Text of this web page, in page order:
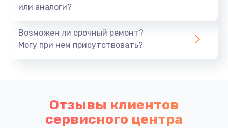
или аналоги?
Возможен ли срочный ремонт?
Могу при нем присутствовать?
Отзывы клиентов
сервисного центра